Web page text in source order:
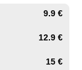
9.9 €
12.9 €
15 €